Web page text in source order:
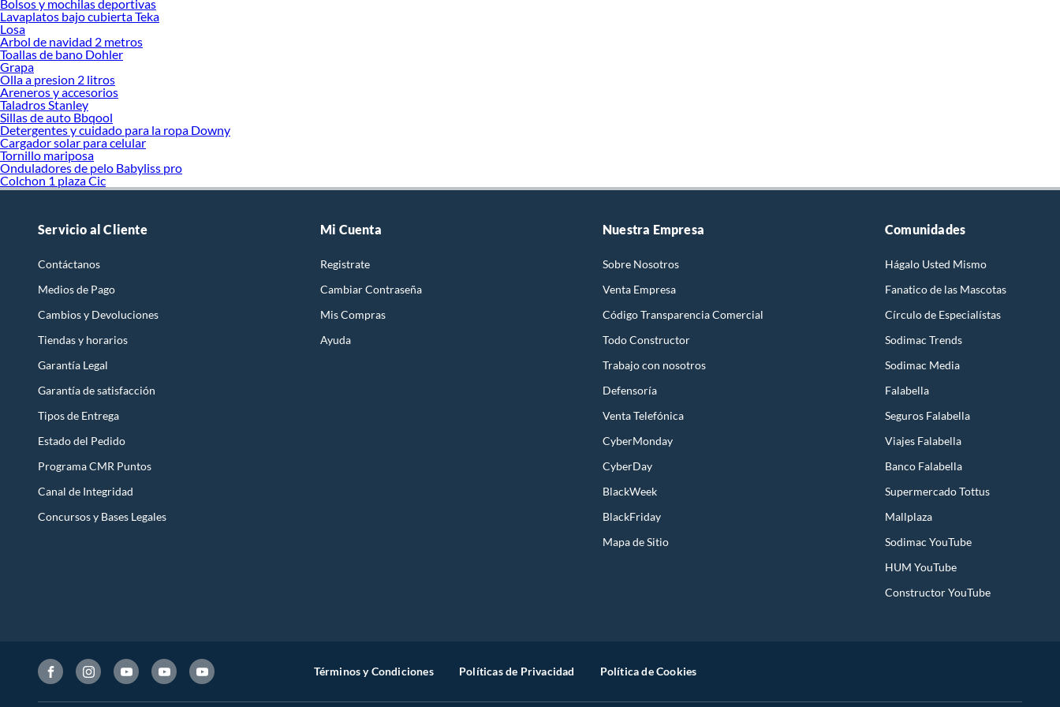
Bolsos y mochilas deportivas
Lavaplatos bajo cubierta Teka
Losa
Arbol de navidad 2 metros
Toallas de bano Dohler
Grapa
Olla a presion 2 litros
Areneros y accesorios
Taladros Stanley
Sillas de auto Bbqool
Detergentes y cuidado para la ropa Downy
Cargador solar para celular
Tornillo mariposa
Onduladores de pelo Babyliss pro
Colchon 1 plaza Cic
Servicio al Cliente
Contáctanos
Medios de Pago
Cambios y Devoluciones
Tiendas y horarios
Garantía Legal
Garantía de satisfacción
Tipos de Entrega
Estado del Pedido
Programa CMR Puntos
Canal de Integridad
Concursos y Bases Legales
Mi Cuenta
Registrate
Cambiar Contraseña
Mis Compras
Ayuda
Nuestra Empresa
Sobre Nosotros
Venta Empresa
Código Transparencia Comercial
Todo Constructor
Trabajo con nosotros
Defensoría
Venta Telefónica
CyberMonday
CyberDay
BlackWeek
BlackFriday
Mapa de Sitio
Comunidades
Hágalo Usted Mismo
Fanatico de las Mascotas
Círculo de Especialístas
Sodimac Trends
Sodimac Media
Falabella
Seguros Falabella
Viajes Falabella
Banco Falabella
Supermercado Tottus
Mallplaza
Sodimac YouTube
HUM YouTube
Constructor YouTube
Términos y Condiciones Políticas de Privacidad Política de Cookies